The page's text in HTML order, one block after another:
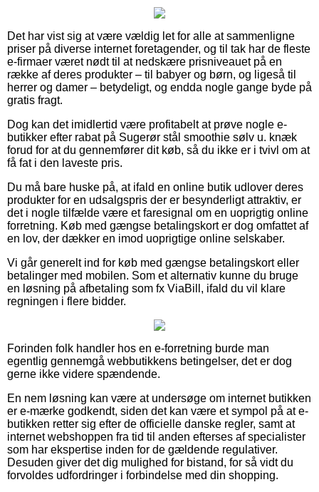
Det har vist sig at være vældig let for alle at sammenligne
priser på diverse internet foretagender, og til tak har de fleste
e-firmaer været nødt til at nedskære prisniveauet på en
række af deres produkter – til babyer og børn, og ligeså til
herrer og damer – betydeligt, og endda nogle gange byde på
gratis fragt.
Dog kan det imidlertid være profitabelt at prøve nogle e-
butikker efter rabat på Sugerør stål smoothie sølv u. knæk
forud for at du gennemfører dit køb, så du ikke er i tvivl om at
få fat i den laveste pris.
Du må bare huske på, at ifald en online butik udlover deres
produkter for en udsalgspris der er besynderligt attraktiv, er
det i nogle tilfælde være et faresignal om en uoprigtig online
forretning. Køb med gængse betalingskort er dog omfattet af
en lov, der dækker en imod uoprigtige online selskaber.
Vi går generelt ind for køb med gængse betalingskort eller
betalinger med mobilen. Som et alternativ kunne du bruge
en løsning på afbetaling som fx ViaBill, ifald du vil klare
regningen i flere bidder.
Forinden folk handler hos en e-forretning burde man
egentlig gennemgå webbutikkens betingelser, det er dog
gerne ikke videre spændende.
En nem løsning kan være at undersøge om internet butikken
er e-mærke godkendt, siden det kan være et sympol på at e-
butikken retter sig efter de officielle danske regler, samt at
internet webshoppen fra tid til anden efterses af specialister
som har ekspertise inden for de gældende regulativer.
Desuden giver det dig mulighed for bistand, for så vidt du
forvoldes udfordringer i forbindelse med din shopping.